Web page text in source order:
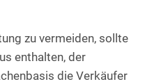
zu vermeiden, sollte
enthalten, der
die Verkäufer